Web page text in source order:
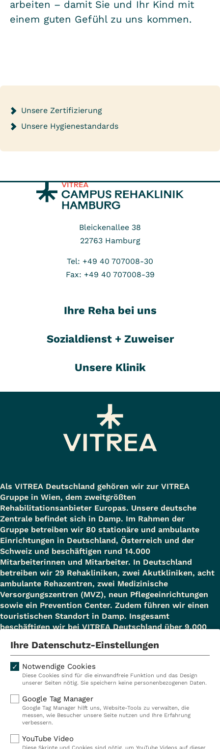
arbeiten – damit Sie und Ihr Kind mit
einem guten Gefühl zu uns kommen.
Unsere Zertifizierung
Unsere Hygienestandards
Bleickenallee 38
22763 Hamburg
Tel: +49 40 707008-30
Fax: +49 40 707008-39
Ihre Reha bei uns
Sozialdienst + Zuweiser
Unsere Klinik
Als VITREA Deutschland gehören wir zur VITREA
Gruppe in Wien, dem zweitgrößten
Rehabilitationsanbieter Europas. Unsere deutsche
Zentrale befindet sich in Damp. Im Rahmen der
Gruppe betreiben wir 80 stationäre und ambulante
Einrichtungen in Deutschland, Österreich und der
Schweiz und beschäftigen rund 14.000
Mitarbeiterinnen und Mitarbeiter. In Deutschland
betreiben wir 29 Rehakliniken, zwei Akutkliniken, acht
ambulante Rehazentren, zwei Medizinische
Versorgungszentren (MVZ), neun Pflegeeinrichtungen
sowie ein Prevention Center. Zudem führen wir einen
touristischen Standort in Damp. Insgesamt
beschäftigen wir bei VITREA Deutschland über 9.000
Kliniken
Ambulant
Reha
Prävention
Karriere
VITREA Deutschland
Ihre Datenschutz-Einstellungen
Notwendige Cookies
Diese Cookies sind für die einwandfreie Funktion und das Design
unserer Seiten nötig. Sie speichern keine personenbezogenen Daten.
Google Tag Manager
Google Tag Manager hilft uns, Website-Tools zu verwalten, die
messen, wie Besucher unsere Seite nutzen und Ihre Erfahrung
verbessern.
YouTube Video